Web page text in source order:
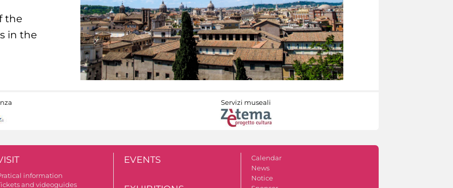
the
in the
Servizi museali
information
and videoguides
EVENTS
Calendar
News
Notice